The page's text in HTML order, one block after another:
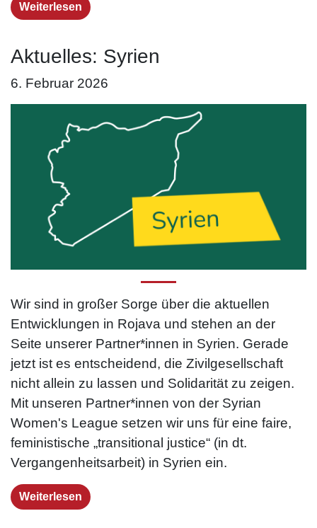
Weiterlesen
Aktuelles: Syrien
6. Februar 2026
Wir sind in großer Sorge über die aktuellen
Entwicklungen in Rojava und stehen an der
Seite unserer Partner*innen in Syrien. Gerade
jetzt ist es entscheidend, die Zivilgesellschaft
nicht allein zu lassen und Solidarität zu zeigen.
Mit unseren Partner*innen von der Syrian
Women's League setzen wir uns für eine faire,
feministische „transitional justice“ (in dt.
Vergangenheitsarbeit) in Syrien ein.
Weiterlesen